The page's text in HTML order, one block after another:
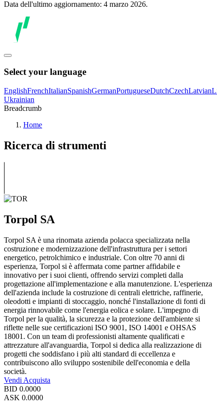
Data dell'ultimo aggiornamento: 4 marzo 2026.
Select your language
EnglishFrenchItalianSpanishGermanPortugueseDutchCzechLatvian
Ukrainian
Breadcrumb
Home
Ricerca di strumenti
Torpol SA
Torpol SA è una rinomata azienda polacca specializzata nella
costruzione e modernizzazione dell'infrastruttura per i settori
energetico, petrolchimico e industriale. Con oltre 70 anni di
esperienza, Torpol si è affermata come partner affidabile e
innovativo per i suoi clienti, offrendo servizi completi dalla
progettazione all'implementazione e alla manutenzione. L'esperienza
dell'azienda include la costruzione di centrali elettriche, raffinerie,
oleodotti e impianti di stoccaggio, nonché l'installazione di fonti di
energia rinnovabile come l'energia eolica e solare. L'impegno di
Torpol per la qualità, la sicurezza e la protezione dell'ambiente si
riflette nelle sue certificazioni ISO 9001, ISO 14001 e OHSAS
18001. Con un team di professionisti altamente qualificati e
attrezzature all'avanguardia, Torpol si dedica alla realizzazione di
progetti che soddisfano i più alti standard di eccellenza e
contribuiscono allo sviluppo sostenibile dell'economia e della
società.
Vendi Acquista
BID 0.0000
ASK 0.0000